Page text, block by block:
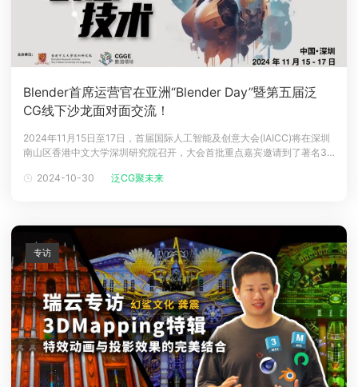
Blender首席运营官在亚洲“Blender Day”暨第五届泛
CG线下沙龙面对面交流！
2024年11月15日至17日，首届国际人工智能及创意大会(IAICC)将在深圳
南山区香港中文大学深圳研究院召开，大会首批重点嘉宾邀请到了著名3D
生，并将11月15日大会首日主题设置为Blender Day(Blender 主题日)，
2024-10-30 泛CG聚未来
专访